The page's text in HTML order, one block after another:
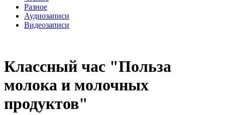
Разное
Аудиозаписи
Видеозаписи
Классный час "Польза
молока и молочных
продуктов"